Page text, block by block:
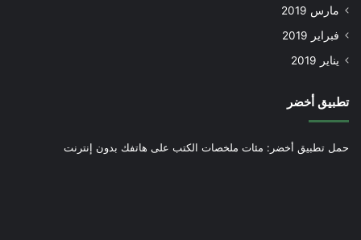
مارس 2019
فبراير 2019
يناير 2019
تطبيق أخضر
حمل تطبيق أخضر: مئات ملخصات الكتب على هاتفك بدون إنترنت